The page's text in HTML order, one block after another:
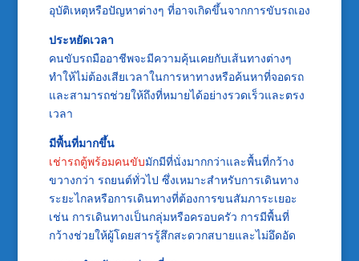
อุบัติเหตุหรือปัญหาต่างๆ ที่อาจเกิดขึ้นจากการขับรถเอง
ประหยัดเวลา
คนขับรถมืออาชีพจะมีความคุ้นเคยกับเส้นทางต่างๆ
ทำให้ไม่ต้องเสียเวลาในการหาทางหรือค้นหาที่จอดรถ
และสามารถช่วยให้ถึงที่หมายได้อย่างรวดเร็วและตรง
เวลา
มีพื้นที่มากขึ้น
เช่ารถตู้พร้อมคนขับมักมีที่นั่งมากกว่าและพื้นที่กว้าง
ขวางกว่า รถยนต์ทั่วไป ซึ่งเหมาะสำหรับการเดินทาง
ระยะไกลหรือการเดินทางที่ต้องการขนสัมภาระเยอะ
เช่น การเดินทางเป็นกลุ่มหรือครอบครัว การมีพื้นที่
กว้างช่วยให้ผู้โดยสารรู้สึกสะดวกสบายและไม่อึดอัด